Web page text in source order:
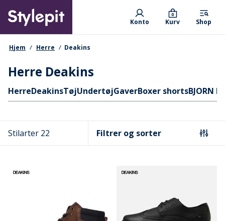
main
content
Primary departments
Konto Kurv
0
Shop
navigationssti
Hjem Herre Deakins
Herre Deakins
Hurtige links
HerreDeakinsTøjUndertøjGaverBoxer shortsBJORN
Stilarter 22 Filtrer og sorter